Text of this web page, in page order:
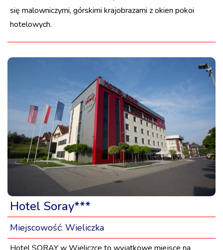
się malowniczymi, górskimi krajobrazami z okien pokoi
hotelowych.
Hotel Soray***
Miejscowość: Wieliczka
Hotel SORAY w Wieliczce to wyjątkowe miejsce na